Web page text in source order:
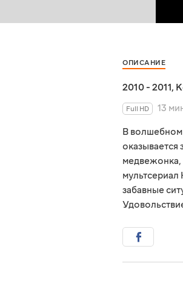
ОПИСАНИЕ
2010 - 2011,
Full HD
13
В волшебном
медвежонка,
забавные